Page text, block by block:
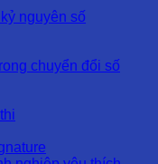
nguyên số
chuyển đổi số